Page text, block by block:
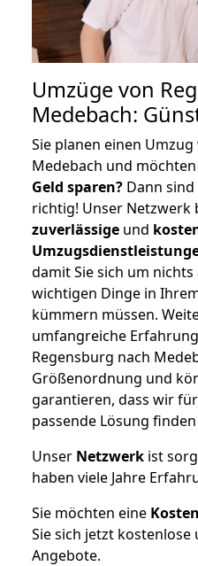
Umzüge von
Medebach:
Sie planen einen
Medebach und
Geld sparen? Dann sind
richtig! Unser Netzwerk
zuverlässige und
damit Sie sich um
wichtigen Dinge in
kümmern müssen.
umfangreiche
Regensburg nach
Größenordnung und
garantieren, dass wir
passende Lösung
Unser Netzwerk ist
haben viele Jahre
Sie möchten eine
Sie sich jetzt
Angebote.